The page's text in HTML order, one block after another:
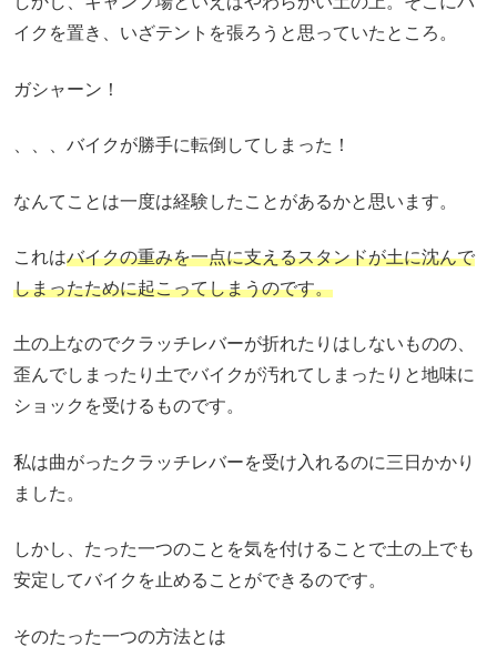
イクを置き、いざテントを張ろうと思っていたところ。
ガシャーン！
、、、バイクが勝手に転倒してしまった！
なんてことは一度は経験したことがあるかと思います。
これはバイクの重みを一点に支えるスタンドが土に沈んで
しまったために起こってしまうのです。
土の上なのでクラッチレバーが折れたりはしないものの、
歪んでしまったり土でバイクが汚れてしまったりと地味に
ショックを受けるものです。
私は曲がったクラッチレバーを受け入れるのに三日かかり
ました。
しかし、たった一つのことを気を付けることで土の上でも
安定してバイクを止めることができるのです。
そのたった一つの方法とは